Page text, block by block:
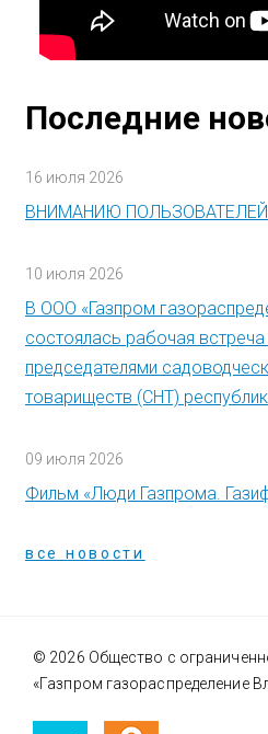
Последние
16 июля 2026
ВНИМАНИЮ ПОЛЬЗОВАТЕЛЕЙ
10 июля 2026
В ООО «Газпром
состоялась рабочая
председателями
товариществ (СНТ)
09 июля 2026
Фильм «Люди Газпрома.
все новости
© 2026 Общество с
«Газпром газораспределение